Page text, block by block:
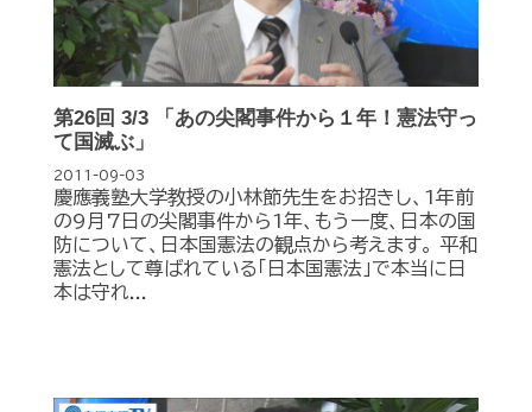
第26回 3/3 「あの尖閣事件から１年！憲法守っ
て国滅ぶ」
2011-09-03
慶應義塾大学教授の小林節先生をお招きし、1年前
の9月7日の尖閣事件から1年、もう一度、日本の国
防について、日本国憲法の観点から考えます。 平和
憲法として尊ばれている「日本国憲法」で本当に日
本は守れ...